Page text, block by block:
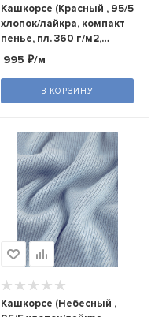
Кашкорсе (Красный , 95/5
хлопок/лайкра, компакт
пенье, пл. 360 г/м2,
шир.120 см)
995 ₽/м
В КОРЗИНУ
Кашкорсе (Небесный ,